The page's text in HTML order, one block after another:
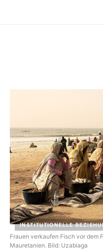
Frauen verkaufen Fisch vor dem
Mauretanien. Bild: Uzabiaga
INSTITUTIONELLE